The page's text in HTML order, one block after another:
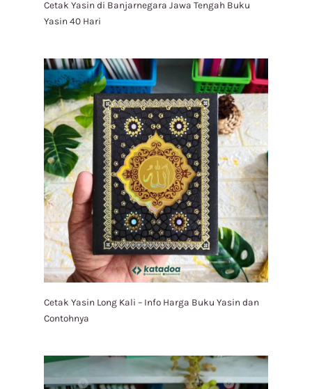
Cetak Yasin di Banjarnegara Jawa Tengah Buku
Yasin 40 Hari
Cetak Yasin Long Kali – Info Harga Buku Yasin dan
Contohnya